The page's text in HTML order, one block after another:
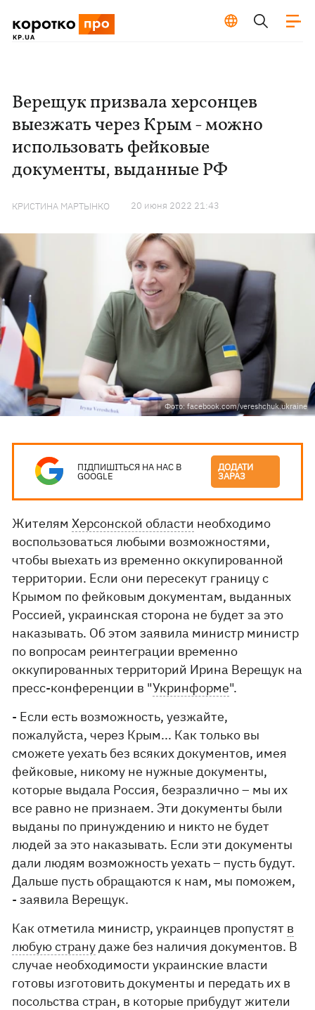
Верещук призвала херсонцев
выезжать через Крым - можно
использовать фейковые
документы, выданные РФ
КРИСТИНА МАРТЫНКО 20 июня 2022 21:43
Фото: facebook.com/vereshchuk.ukraine
ПІДПИШІТЬСЯ НА НАС В
GOOGLE
ДОДАТИ
ЗАРАЗ
ЖителямХерсонской области необходимо
воспользоваться любыми возможностями,
чтобы выехать из временно оккупированной
территории. Если они пересекут границу с
Крымом по фейковым документам, выданных
Россией, украинская сторона не будет за это
наказывать. Об этом заявила министр министр
по вопросам реинтеграции временно
оккупированных территорий Ирина Верещук на
пресс-конференции в "Укринформе".
- Если есть возможность, уезжайте,
пожалуйста, через Крым... Как только вы
сможете уехать без всяких документов, имея
фейковые, никому не нужные документы,
которые выдала Россия, безразлично – мы их
все равно не признаем. Эти документы были
выданы по принуждению и никто не будет
людей за это наказывать. Если эти документы
дали людям возможность уехать – пусть будут.
Дальше пусть обращаются к нам, мы поможем,
- заявила Верещук.
Как отметила министр, украинцев пропустят в
любую странудаже без наличия документов. В
случае необходимости украинские власти
готовы изготовить документы и передать их в
посольства стран, в которые прибудут жители